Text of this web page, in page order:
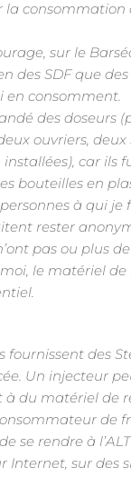
la consommation
sur le
des SDF que
enconsomment.
des doseurs
ouvriers, deux
installées), car ils
bouteilles en
à qui je
rester
pas ou plus
le matériel
fournissent des
Un injecteur
à du matériel de
de
se rendre à
Internet, sur des